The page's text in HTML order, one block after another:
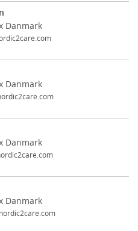
Danmark
Danmark
Danmark
Danmark